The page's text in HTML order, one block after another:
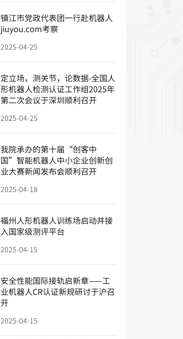
镇江市党政代表团一行赴机器人
jiuyou.com考察
2025-04-25
定立场，测关节，论数据-全国人
形机器人检测认证工作组2025年
第二次会议于深圳顺利召开
2025-04-25
我院承办的第十届“创客中
国”智能机器人中小企业创新创
业大赛新闻发布会顺利召开
2025-04-18
福州人形机器人训练场启动并接
入国家级测评平台
2025-04-15
安全性能国际接轨启新章——工
业机器人CR认证新规研讨于沪召
开
2025-04-15